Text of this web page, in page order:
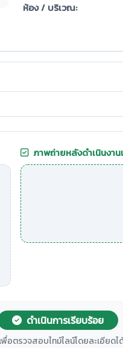
ห้อง / บริเวณ:
ภาพถ่ายหลังดำเนินงาน
ดำเนินการเรียบร้อย
อตรวจสอบไทม์ไลน์โดยละเอียดไ